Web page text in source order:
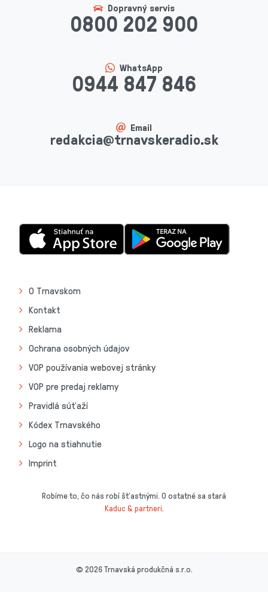
Dopravný servis
0800 202 900
WhatsApp
0944 847 846
Email
redakcia@trnavskeradio.sk
O Trnavskom
Kontakt
Reklama
Ochrana osobných údajov
VOP používania webovej stránky
VOP pre predaj reklamy
Pravidlá súťaží
Kódex Trnavského
Logo na stiahnutie
Imprint
Robíme to, čo nás robí šťastnými. O ostatné sa stará
Kaduc & partneri.
© 2026 Trnavská produkčná s.r.o.